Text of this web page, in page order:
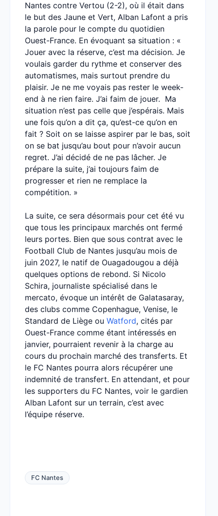
Nantes contre Vertou (2-2), où il était dans
le but des Jaune et Vert, Alban Lafont a pris
la parole pour le compte du quotidien
Ouest-France. En évoquant sa situation : «
Jouer avec la réserve, c’est ma décision. Je
voulais garder du rythme et conserver des
automatismes, mais surtout prendre du
plaisir. Je ne me voyais pas rester le week-
end à ne rien faire. J’ai faim de jouer. Ma
situation n’est pas celle que j’espérais. Mais
une fois qu’on a dit ça, qu’est-ce qu’on en
fait ? Soit on se laisse aspirer par le bas, soit
on se bat jusqu’au bout pour n’avoir aucun
regret. J’ai décidé de ne pas lâcher. Je
prépare la suite, j’ai toujours faim de
progresser et rien ne remplace la
compétition. »
La suite, ce sera désormais pour cet été vu
que tous les principaux marchés ont fermé
leurs portes. Bien que sous contrat avec le
Football Club de Nantes jusqu’au mois de
juin 2027, le natif de Ouagadougou a déjà
quelques options de rebond. Si Nicolo
Schira, journaliste spécialisé dans le
mercato, évoque un intérêt de Galatasaray,
des clubs comme Copenhague, Venise, le
Standard de Liège ou Watford, cités par
Ouest-France comme étant intéressés en
janvier, pourraient revenir à la charge au
cours du prochain marché des transferts. Et
le FC Nantes pourra alors récupérer une
indemnité de transfert. En attendant, et pour
les supporters du FC Nantes, voir le gardien
Alban Lafont sur un terrain, c’est avec
l’équipe réserve.
FC Nantes